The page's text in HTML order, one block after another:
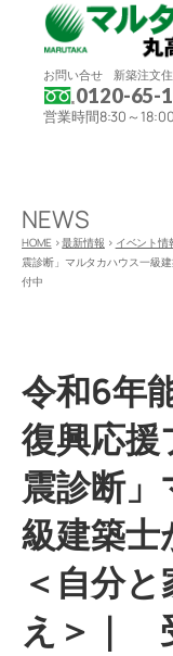
お問い合せ 新築注文
0120-65-
営業時間8:30～
NEWS
HOME >最新情報 > イベント情
震診断」マルタカハウス一級
付中
令和6年
復興応
震診断
級建築
＜自分
え＞｜